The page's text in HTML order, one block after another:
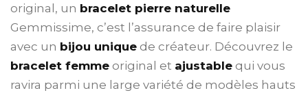
original, un bracelet pierre naturelle
Gemmissime, c’est l’assurance de faire plaisir
avec un bijou unique de créateur. Découvrez le
bracelet femme original et ajustable qui vous
ravira parmi une large variété de modèles hauts